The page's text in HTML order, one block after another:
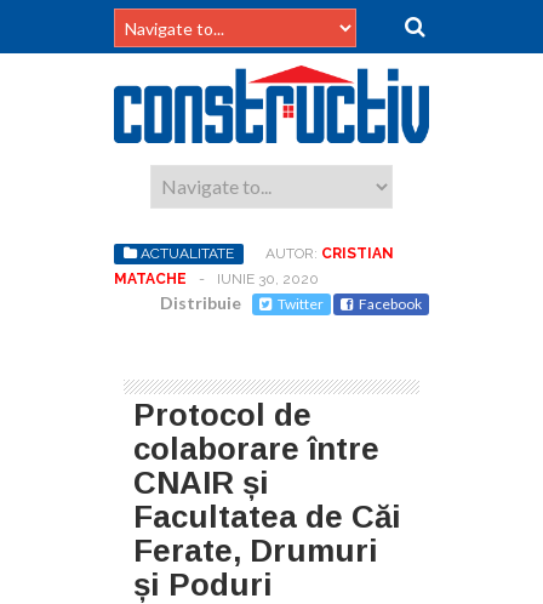
ACTUALITATE AUTOR: CRISTIAN
MATACHE
- IUNIE 30, 2020
Distribuie Twitter Facebook
Protocol de
colaborare între
CNAIR și
Facultatea de Căi
Ferate, Drumuri
și Poduri